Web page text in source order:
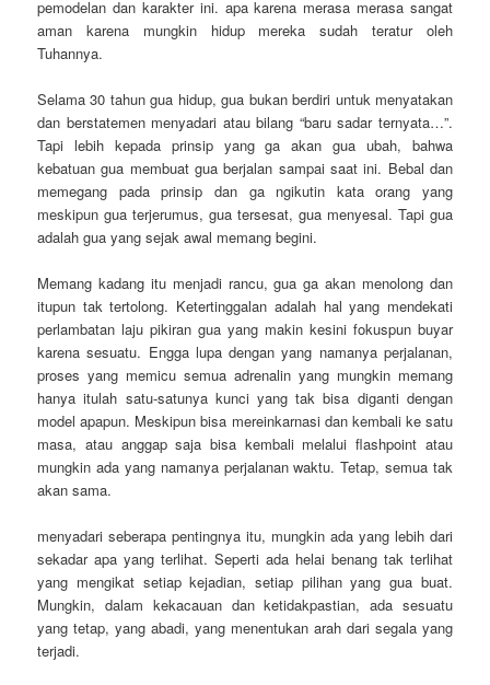
pemodelan dan karakter ini. apa karena merasa merasa sangat
aman karena mungkin hidup mereka sudah teratur oleh
Tuhannya.
Selama 30 tahun gua hidup, gua bukan berdiri untuk menyatakan
dan berstatemen menyadari atau bilang “baru sadar ternyata…”.
Tapi lebih kepada prinsip yang ga akan gua ubah, bahwa
kebatuan gua membuat gua berjalan sampai saat ini. Bebal dan
memegang pada prinsip dan ga ngikutin kata orang yang
meskipun gua terjerumus, gua tersesat, gua menyesal. Tapi gua
adalah gua yang sejak awal memang begini.
Memang kadang itu menjadi rancu, gua ga akan menolong dan
itupun tak tertolong. Ketertinggalan adalah hal yang mendekati
perlambatan laju pikiran gua yang makin kesini fokuspun buyar
karena sesuatu. Engga lupa dengan yang namanya perjalanan,
proses yang memicu semua adrenalin yang mungkin memang
hanya itulah satu-satunya kunci yang tak bisa diganti dengan
model apapun. Meskipun bisa mereinkarnasi dan kembali ke satu
masa, atau anggap saja bisa kembali melalui flashpoint atau
mungkin ada yang namanya perjalanan waktu. Tetap, semua tak
akan sama.
menyadari seberapa pentingnya itu, mungkin ada yang lebih dari
sekadar apa yang terlihat. Seperti ada helai benang tak terlihat
yang mengikat setiap kejadian, setiap pilihan yang gua buat.
Mungkin, dalam kekacauan dan ketidakpastian, ada sesuatu
yang tetap, yang abadi, yang menentukan arah dari segala yang
terjadi.